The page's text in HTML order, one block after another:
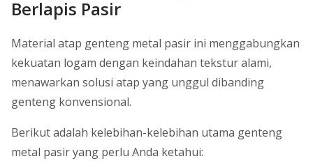
Berlapis Pasir
Material atap genteng metal pasir ini menggabungkan
kekuatan logam dengan keindahan tekstur alami,
menawarkan solusi atap yang unggul dibanding
genteng konvensional.
Berikut adalah kelebihan-kelebihan utama genteng
metal pasir yang perlu Anda ketahui: